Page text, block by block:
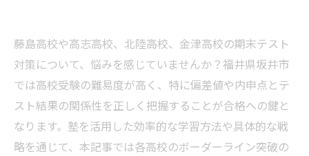
藤島高校や高志高校、北陸高校、金津高校の期末テスト
対策について、悩みを感じていませんか？福井県坂井市
では高校受験の難易度が高く、特に偏差値や内申点とテ
スト結果の関係性を正しく把握することが合格への鍵と
なります。塾を活用した効率的な学習方法や具体的な戦
略を通じて、本記事では各高校のボーダーライン突破の